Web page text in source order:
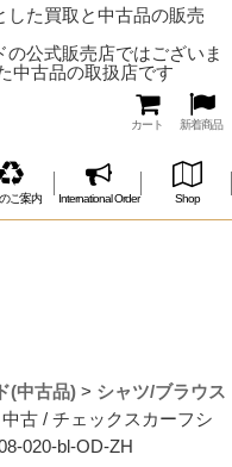
した買取と中古品の販売
公式販売店ではございま
中古品の取扱店です
カート 新着商品
ご案内 International Order Shop
(中古品) > シャツ/ブラウス
古 / チェックスカーフシ
020-bl-OD-ZH